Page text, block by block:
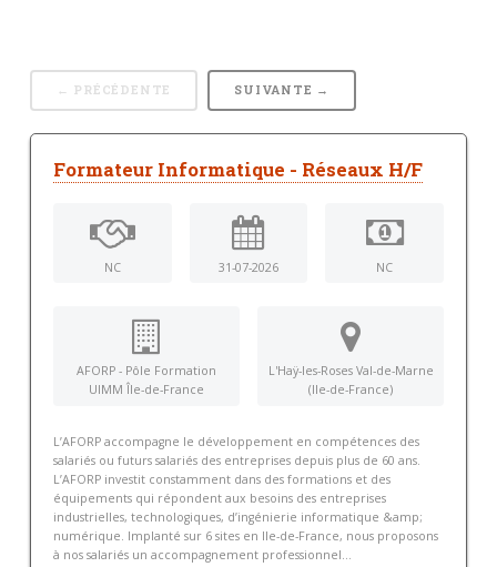
← PRÉCÉDENTE SUIVANTE →
Formateur Informatique - Réseaux H/F
NC 31-07-2026 NC
AFORP - Pôle Formation
UIMM Île-de-France
L'Haÿ-les-Roses Val-de-Marne
(Ile-de-France)
L’AFORP accompagne le développement en compétences des
salariés ou futurs salariés des entreprises depuis plus de 60 ans.
L’AFORP investit constamment dans des formations et des
équipements qui répondent aux besoins des entreprises
industrielles, technologiques, d’ingénierie informatique &amp;
numérique. Implanté sur 6 sites en Ile-de-France, nous proposons
à nos salariés un accompagnement professionnel...